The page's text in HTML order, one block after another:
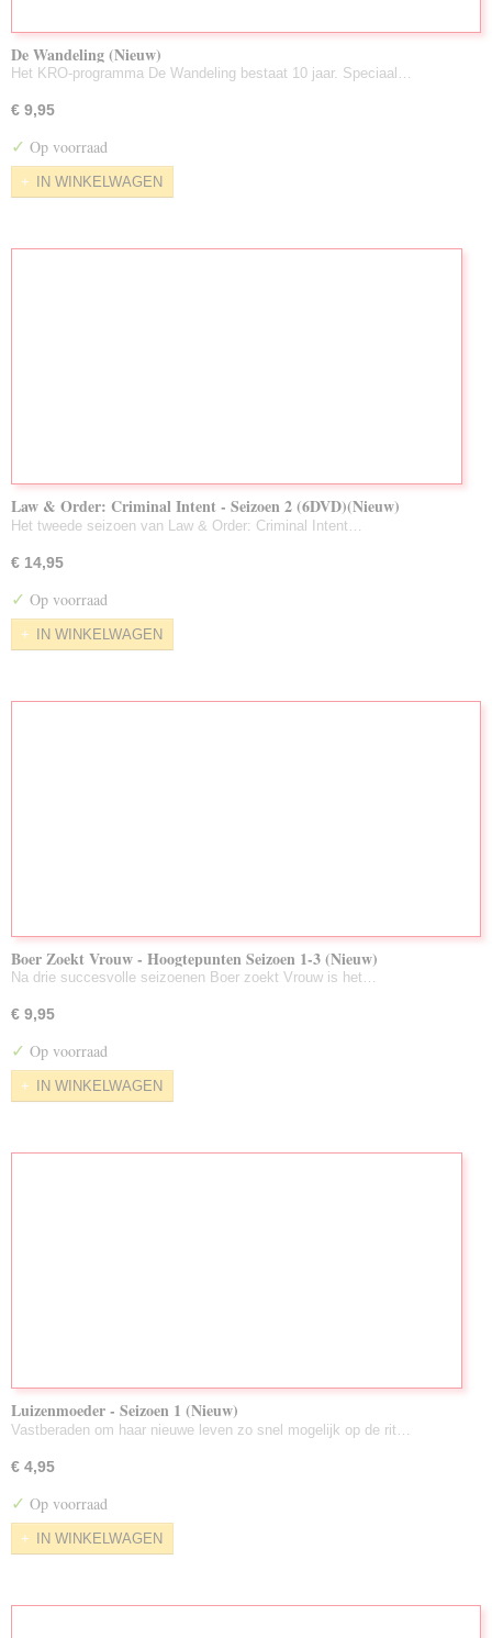
De Wandeling (Nieuw)
Het KRO-programma De Wandeling bestaat 10 jaar. Speciaal…
€ 9,95
✓ Op voorraad
IN WINKELWAGEN
Law & Order: Criminal Intent - Seizoen 2 (6DVD)(Nieuw)
Het tweede seizoen van Law & Order: Criminal Intent…
€ 14,95
✓ Op voorraad
IN WINKELWAGEN
Boer Zoekt Vrouw - Hoogtepunten Seizoen 1-3 (Nieuw)
Na drie succesvolle seizoenen Boer zoekt Vrouw is het…
€ 9,95
✓ Op voorraad
IN WINKELWAGEN
Luizenmoeder - Seizoen 1 (Nieuw)
Vastberaden om haar nieuwe leven zo snel mogelijk op de rit…
€ 4,95
✓ Op voorraad
IN WINKELWAGEN